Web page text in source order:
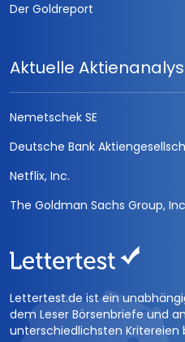
Der Goldreport
Aktuelle
Nemetschek SE
Deutsche Bank
Netflix, Inc.
The Goldman Sachs Group,
Lettertest.de ist ein
dem Leser Börsenbriefe und
unterschiedlichsten